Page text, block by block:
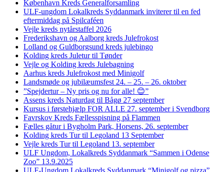
København Kreds Generalforsamling
ULF-ungdom Lokalkreds Syddanmark inviterer til en fed
eftermiddag på Spilcaféen
Vejle kreds nytårstaffel 2026
Frederikshavn og Aalborg kreds Julefrokost
Lolland og Guldborgsund kreds julebingo
Kolding kreds Juletur til Tønder
Vejle og Kolding kreds Julebagning
Aarhus kreds Julefrokost med Minigolf
Landsmøde og jubilæumsfest 24. – 25. – 26. oktober
”Spejdertur – Ny pris og nu for alle! 😊”
Assens kreds Naturdag til Bågø 27 september
Kursus i førstehjælp FOR ALLE 27. september i Svendborg
Favrskov Kreds Fællesspisning på Flammen
Fælles gåtur i Bygholm Park, Horsens, 26. september
Kolding kreds Tur til Legoland 13 September
Vejle kreds Tur til Legoland 13. september
ULF Ungdom, Lokalkreds Syddanmark “Sammen i Odense
Zoo” 13.9.2025
ULF-Ungdom Lokalkreds Syddanmark “Minigolf og pizza”